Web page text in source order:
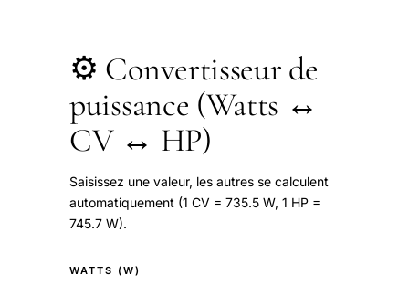
⚙️ Convertisseur de
puissance (Watts ↔
CV ↔ HP)
Saisissez une valeur, les autres se calculent
automatiquement (1 CV = 735.5 W, 1 HP =
745.7 W).
WATTS (W)